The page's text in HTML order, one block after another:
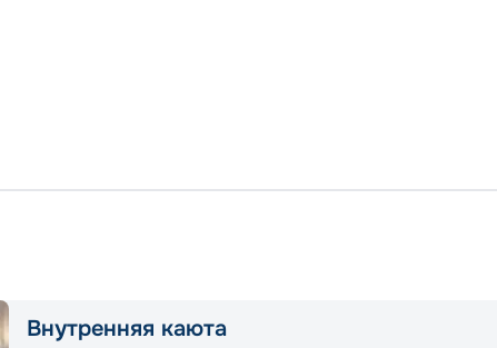
Внутренняя каюта